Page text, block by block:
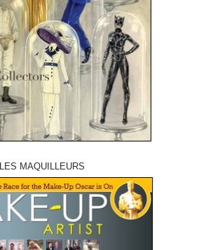
LES MAQUILLEURS